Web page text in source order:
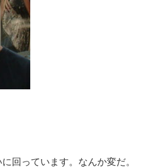
回っています。なんか変だ。